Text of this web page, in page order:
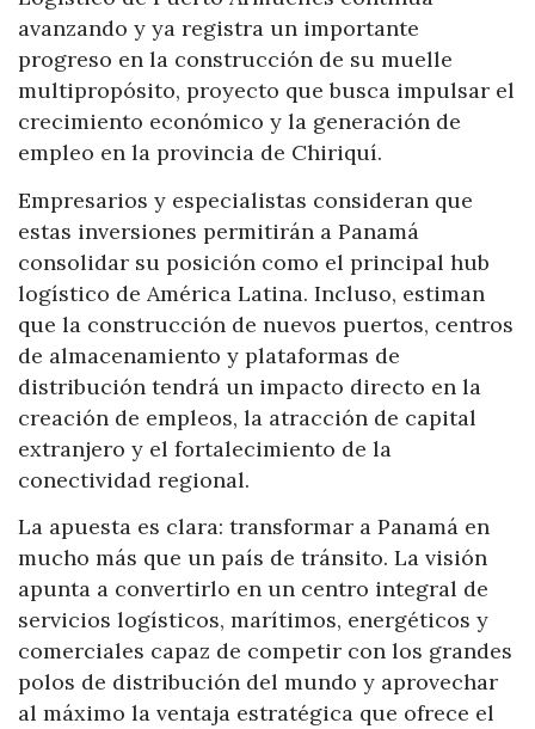
avanzando y ya registra un importante
progreso en la construcción de su muelle
multipropósito, proyecto que busca impulsar el
crecimiento económico y la generación de
empleo en la provincia de Chiriquí.
Empresarios y especialistas consideran que
estas inversiones permitirán a Panamá
consolidar su posición como el principal hub
logístico de América Latina. Incluso, estiman
que la construcción de nuevos puertos, centros
de almacenamiento y plataformas de
distribución tendrá un impacto directo en la
creación de empleos, la atracción de capital
extranjero y el fortalecimiento de la
conectividad regional.
La apuesta es clara: transformar a Panamá en
mucho más que un país de tránsito. La visión
apunta a convertirlo en un centro integral de
servicios logísticos, marítimos, energéticos y
comerciales capaz de competir con los grandes
polos de distribución del mundo y aprovechar
al máximo la ventaja estratégica que ofrece el